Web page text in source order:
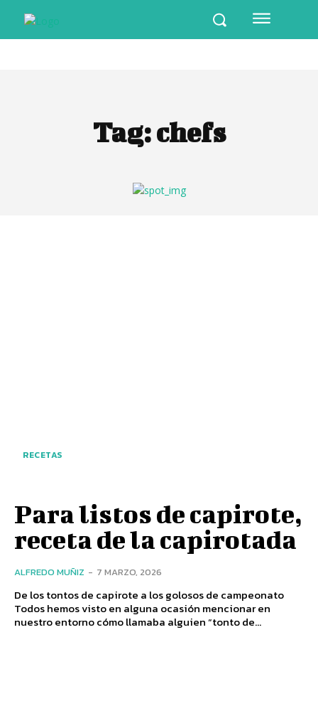
Tag:chefs
RECETAS
Para listos de capirote,
receta de la capirotada
ALFREDO MUÑIZ - 7 MARZO, 2026
De los tontos de capirote a los golosos de campeonato
Todos hemos visto en alguna ocasión mencionar en
nuestro entorno cómo llamaba alguien “tonto de...